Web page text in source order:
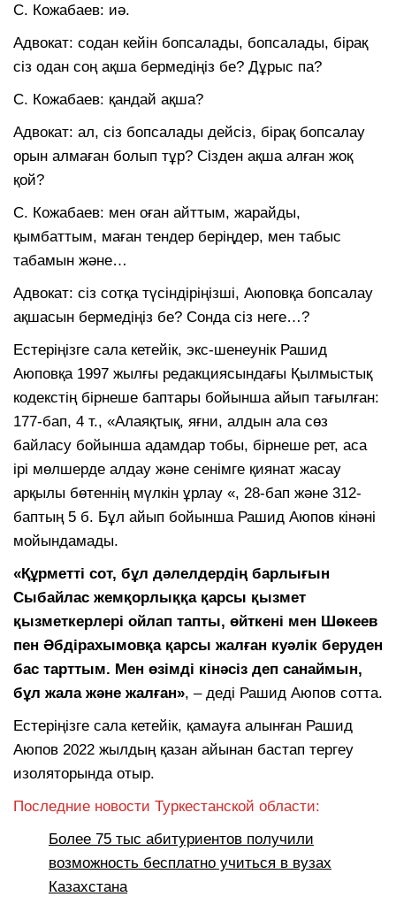
С. Кожабаев: иә.
Адвокат: содан кейін бопсалады, бопсалады, бірақ
сіз одан соң ақша бермедіңіз бе? Дұрыс па?
С. Кожабаев: қандай ақша?
Адвокат: ал, сіз бопсалады дейсіз, бірақ бопсалау
орын алмаған болып тұр? Сізден ақша алған жоқ
қой?
С. Кожабаев: мен оған айттым, жарайды,
қымбаттым, маған тендер беріңдер, мен табыс
табамын және…
Адвокат: сіз сотқа түсіндіріңізші, Аюповқа бопсалау
ақшасын бермедіңіз бе? Сонда сіз неге…?
Естеріңізге сала кетейік, экс-шенеунік Рашид
Аюповқа 1997 жылғы редакциясындағы Қылмыстық
кодекстің бірнеше баптары бойынша айып тағылған:
177-бап, 4 т., «Алаяқтық, яғни, алдын ала сөз
байласу бойынша адамдар тобы, бірнеше рет, аса
ірі мөлшерде алдау және сенімге қиянат жасау
арқылы бөтеннің мүлкін ұрлау «, 28-бап және 312-
баптың 5 б. Бұл айып бойынша Рашид Аюпов кінәні
мойындамады.
«Құрметті сот, бұл дәлелдердің барлығын
Сыбайлас жемқорлыққа қарсы қызмет
қызметкерлері ойлап тапты, өйткені мен Шөкеев
пен Әбдірахымовқа қарсы жалған куәлік беруден
бас тарттым. Мен өзімді кінәсіз деп санаймын,
бұл жала және жалған», – деді Рашид Аюпов сотта.
Естеріңізге сала кетейік, қамауға алынған Рашид
Аюпов 2022 жылдың қазан айынан бастап тергеу
изоляторында отыр.
Последние новости Туркестанской области:
Более 75 тыс абитуриентов получили
возможность бесплатно учиться в вузах
Казахстана